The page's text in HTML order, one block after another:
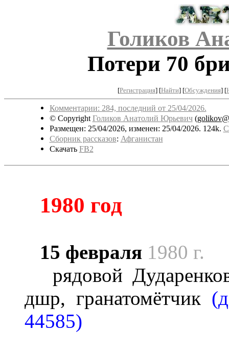
Голиков
Потери 70
[Регистрация] [Найти] [Обсуждения] [
Комментарии: 284, последний от 25/04/2026.
© CopyrightГоликов Анатолий Юрьевич(
Размещен: 25/04/2026, изменен: 25/04/2026. 124k.
Сборник рассказов: Афганистан
Скачать FB2
1980 год
15 февраля 1980 г.
рядовой
дшр, гранатомётчик
44585)